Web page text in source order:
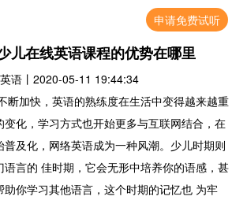
申请免费试听
儿在线英语课程的优势在哪里
语 丨 2020-05-11 19:44:34
断加快，英语的熟练度在生活中变得越来越重
变化，学习方式也开始更多与互联网结合，在
及化，网络英语成为一种风潮。 少儿时期则
语言的 佳时期，它会无形中培养你的语感，甚
助你学习其他语言，这个时期的记忆也 为牢